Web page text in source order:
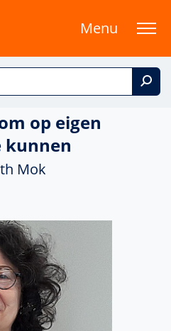
Menu
op eigen
kunnen
Mok